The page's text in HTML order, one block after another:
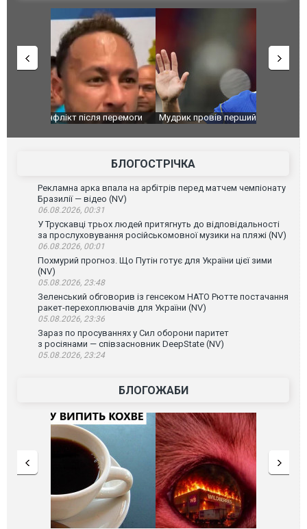
Мудрик провів перший матч за "Челсі" після
під час
Франції
БЛОГОСТРІЧКА
Рекламна арка впала на арбітрів перед матчем чемпіонату
Бразилії — відео (NV)
06.08.2026, 00:31
У Трускавці трьох людей притягнуть до відповідальності
за прослуховування російськомовної музики на пляжі (NV)
06.08.2026, 00:01
Похмурий прогноз. Що Путін готує для України цієї зими
(NV)
05.08.2026, 23:48
Зеленський обговорив із генсеком НАТО Рютте постачання
ракет-перехоплювачів для України (NV)
05.08.2026, 23:36
Зараз по просуваннях у Сил оборони паритет
з росіянами — співзасновник DeepState (NV)
05.08.2026, 23:24
БЛОГОЖАБИ